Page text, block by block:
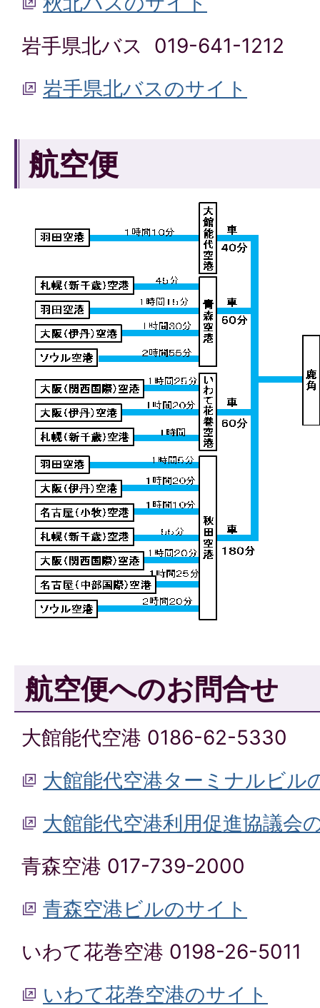
岩手県北バス 019-641-1212
岩手県北バスのサイト
航空便
航空便へのお問合せ
大館能代空港 0186-62-5330
大館能代空港ターミナルビル
大館能代空港利用促進協議会
青森空港 017-739-2000
青森空港ビルのサイト
いわて花巻空港 0198-26-5011
いわて花巻空港のサイト